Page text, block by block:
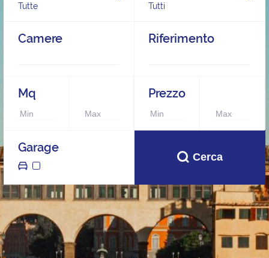
Tutte Tutti
Camere Riferimento
Mq Prezzo
Garage
Cerca